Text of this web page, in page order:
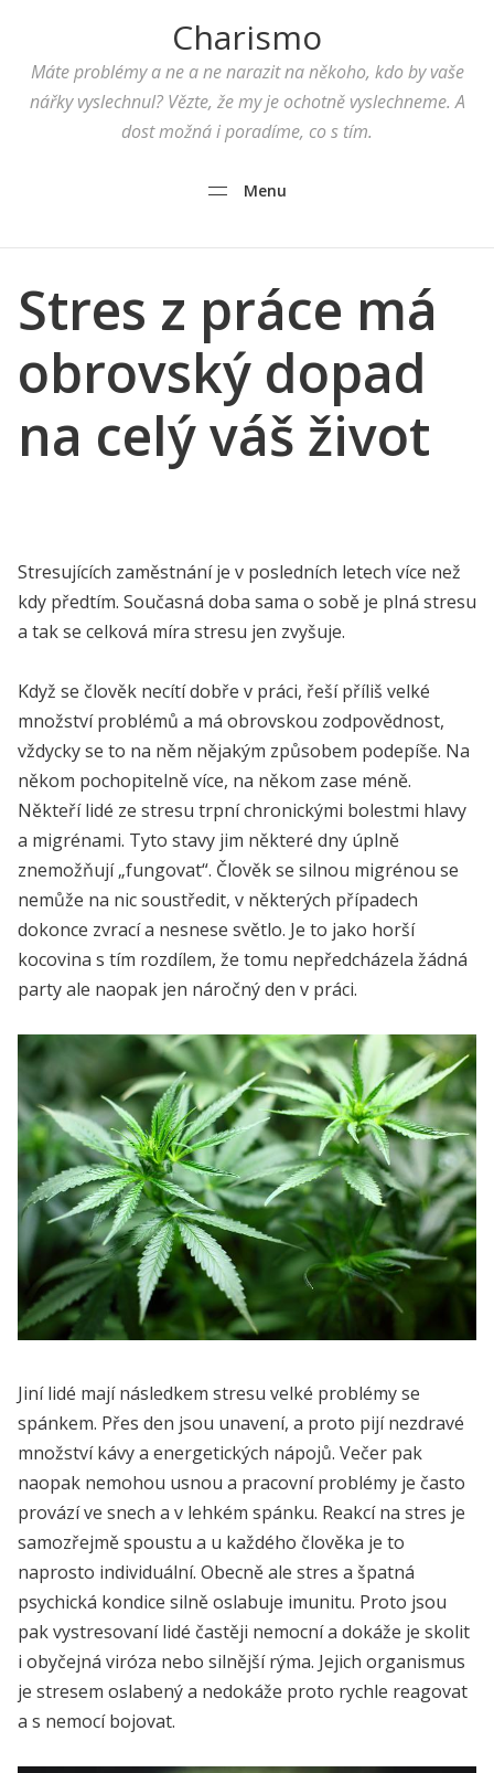
Charismo
Máte problémy a ne a ne narazit na někoho, kdo by vaše
nářky vyslechnul? Vězte, že my je ochotně vyslechneme. A
dost možná i poradíme, co s tím.
Menu
Stres z práce má
obrovský dopad
na celý váš život
Stresujících zaměstnání je v posledních letech více než
kdy předtím. Současná doba sama o sobě je plná stresu
a tak se celková míra stresu jen zvyšuje.
Když se člověk necítí dobře v práci, řeší příliš velké
množství problémů a má obrovskou zodpovědnost,
vždycky se to na něm nějakým způsobem podepíše. Na
někom pochopitelně více, na někom zase méně.
Někteří lidé ze stresu trpní chronickými bolestmi hlavy
a migrénami. Tyto stavy jim některé dny úplně
znemožňují „fungovat“. Člověk se silnou migrénou se
nemůže na nic soustředit, v některých případech
dokonce zvrací a nesnese světlo. Je to jako horší
kocovina s tím rozdílem, že tomu nepředcházela žádná
party ale naopak jen náročný den v práci.
Jiní lidé mají následkem stresu velké problémy se
spánkem. Přes den jsou unavení, a proto pijí nezdravé
množství kávy a energetických nápojů. Večer pak
naopak nemohou usnou a pracovní problémy je často
provází ve snech a v lehkém spánku. Reakcí na stres je
samozřejmě spoustu a u každého člověka je to
naprosto individuální. Obecně ale stres a špatná
psychická kondice silně oslabuje imunitu. Proto jsou
pak vystresovaní lidé častěji nemocní a dokáže je skolit
i obyčejná viróza nebo silnější rýma. Jejich organismus
je stresem oslabený a nedokáže proto rychle reagovat
a s nemocí bojovat.